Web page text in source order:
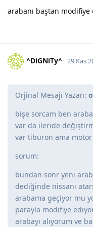
arabanı baştan
^DiGNiTy^ 29 Kas
Orjinal Mesajı Yazan:
bişe sorcam ben
var da ileride
var tiburon ama motor
sorum:
bundan sonr yeni
dediğinde nissanı
arabama geçiyor mu
parayla modifiye
arabayı alıyorum ve